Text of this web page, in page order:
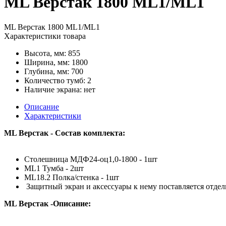
ML Верстак 1800 ML1/ML1
Характеристики товара
Высота, мм: 855
Ширина, мм: 1800
Глубина, мм: 700
Количество тумб: 2
Наличие экрана: нет
Описание
Характеристики
ML Верстак - Состав комплекта:
Столешница МДФ24-оц1,0-1800 - 1шт
ML1 Тумба - 2шт
ML18.2 Полка/стенка - 1шт
Защитный экран и аксессуары к нему поставляется
ML Верстак -Описание: